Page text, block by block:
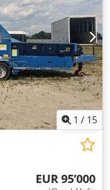
20 x 20 mm
diese auf
Die
Hydraulikzylinder
ist nur bei
Zerkleinern erfolgt
Messern mit
Ag Ijha Motor:
1 / 15
EUR 95’000